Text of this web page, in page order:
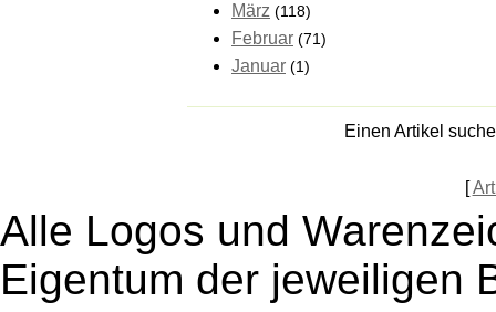
März (118)
Februar (71)
Januar (1)
Einen Artikel
[
Alle Logos und
Eigentum der jeweiligen